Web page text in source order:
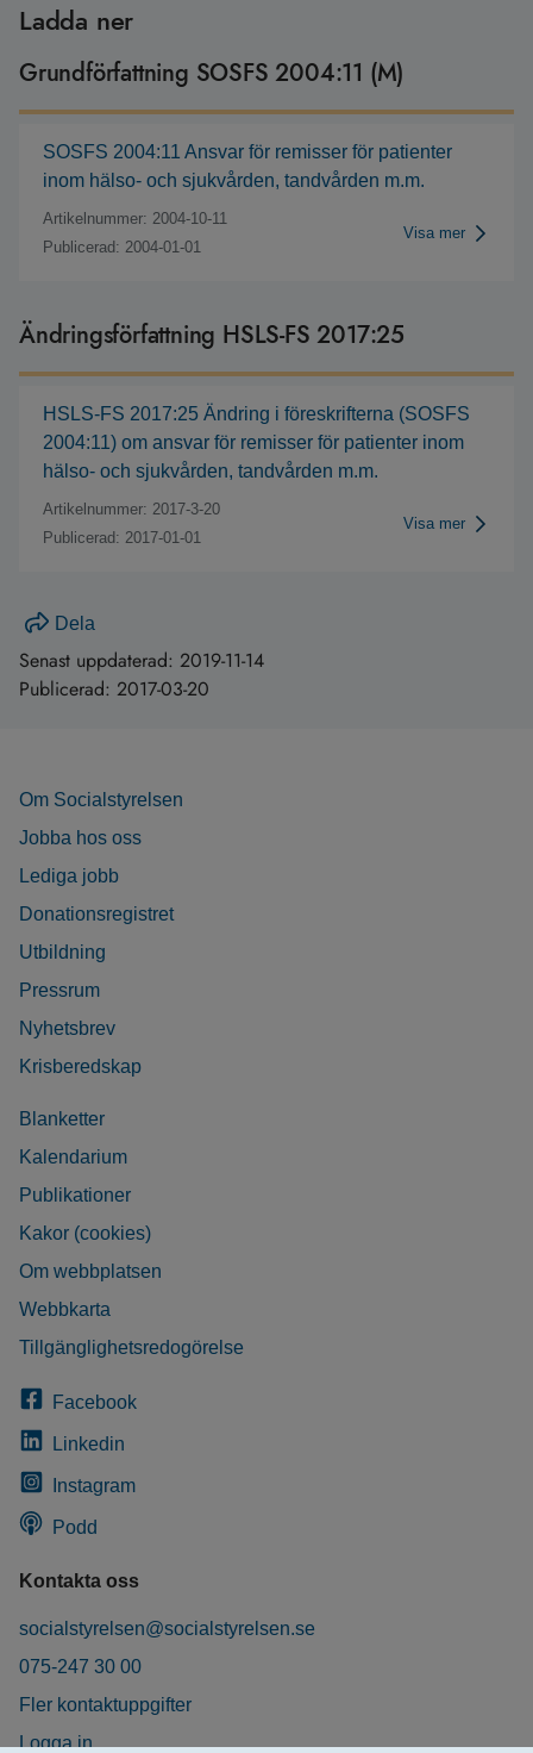
Ladda ner
Grundförfattning SOSFS 2004:11 (M)
SOSFS 2004:11 Ansvar för remisser för patienter
inom hälso- och sjukvården, tandvården m.m.
Artikelnummer: 2004-10-11
Publicerad: 2004-01-01
Visa mer
Ändringsförfattning HSLS-FS 2017:25
HSLS-FS 2017:25 Ändring i föreskrifterna (SOSFS
2004:11) om ansvar för remisser för patienter inom
hälso- och sjukvården, tandvården m.m.
Artikelnummer: 2017-3-20
Publicerad: 2017-01-01
Visa mer
Dela
Senast uppdaterad: 2019-11-14
Publicerad: 2017-03-20
Om Socialstyrelsen
Jobba hos oss
Lediga jobb
Donationsregistret
Utbildning
Pressrum
Nyhetsbrev
Krisberedskap
Blanketter
Kalendarium
Publikationer
Kakor (cookies)
Om webbplatsen
Webbkarta
Tillgänglighetsredogörelse
Facebook
Linkedin
Instagram
Podd
Kontakta oss
socialstyrelsen@socialstyrelsen.se
075-247 30 00
Fler kontaktuppgifter
Logga in